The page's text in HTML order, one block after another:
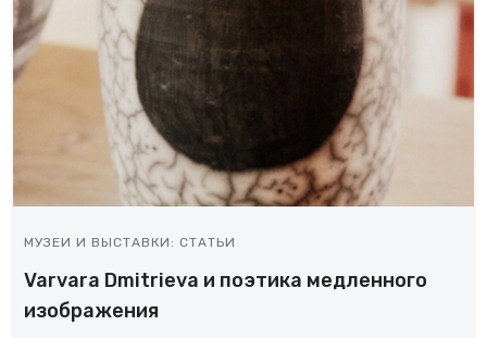
МУЗЕИ И ВЫСТАВКИ: СТАТЬИ
Varvara Dmitrieva и поэтика медленного
изображения